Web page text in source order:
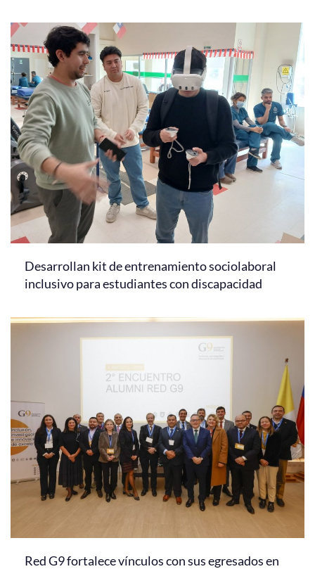
Desarrollan kit de entrenamiento sociolaboral
inclusivo para estudiantes con discapacidad
Red G9 fortalece vínculos con sus egresados en